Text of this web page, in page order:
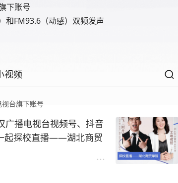
下账号
和FM93.6（动感）双频发声
视频
台旗下账号
广播电视台视频号、抖音
起探校直播——湖北商贸
冲起来！2026《大学之